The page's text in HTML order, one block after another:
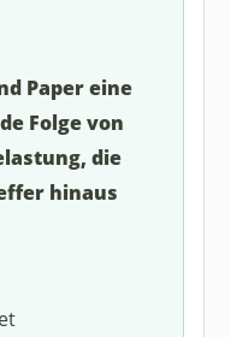
Paper eine
Folge von
die
hinaus